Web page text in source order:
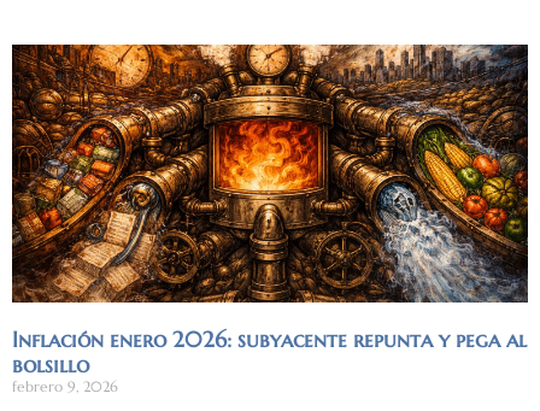
Inflación enero 2026: subyacente repunta y pega al
bolsillo
febrero 9, 2026